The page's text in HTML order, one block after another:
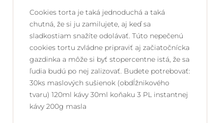
Cookies torta je taká jednoduchá a taká
chutná, že si ju zamilujete, aj keď sa
sladkostiam snažíte odolávať. Túto nepečenú
cookies tortu zvládne pripraviť aj začiatočnícka
gazdinka a môže si byť stopercentne istá, že sa
ľudia budú po nej zalizovať. Budete potrebovať:
30ks maslových sušienok (obdĺžnikového
tvaru) 120ml kávy 30ml koňaku 3 PL instantnej
kávy 200g masla